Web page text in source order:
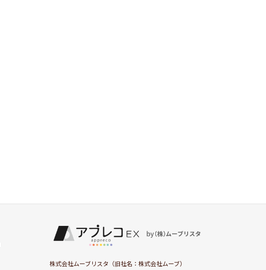
株式会社ムーブリスタ（旧社名：株式会社ムーブ）